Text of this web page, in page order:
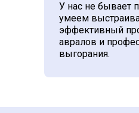
У нас не бывает
умеем
эффективный
авралов и
выгорания.